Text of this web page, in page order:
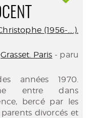
(1956-....).
Grasset. Paris - paru
années 1970.
entre dans
bercé par les
divorcés et